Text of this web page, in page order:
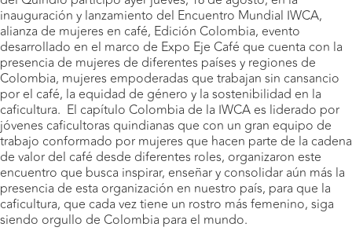
inauguración y lanzamiento del Encuentro Mundial IWCA,
alianza de mujeres en café, Edición Colombia, evento
desarrollado en el marco de Expo Eje Café que cuenta con la
presencia de mujeres de diferentes países y regiones de
Colombia, mujeres empoderadas que trabajan sin cansancio
por el café, la equidad de género y la sostenibilidad en la
caficultura. El capítulo Colombia de la IWCA es liderado por
jóvenes caficultoras quindianas que con un gran equipo de
trabajo conformado por mujeres que hacen parte de la cadena
de valor del café desde diferentes roles, organizaron este
encuentro que busca inspirar, enseñar y consolidar aún más la
presencia de esta organización en nuestro país, para que la
caficultura, que cada vez tiene un rostro más femenino, siga
siendo orgullo de Colombia para el mundo.